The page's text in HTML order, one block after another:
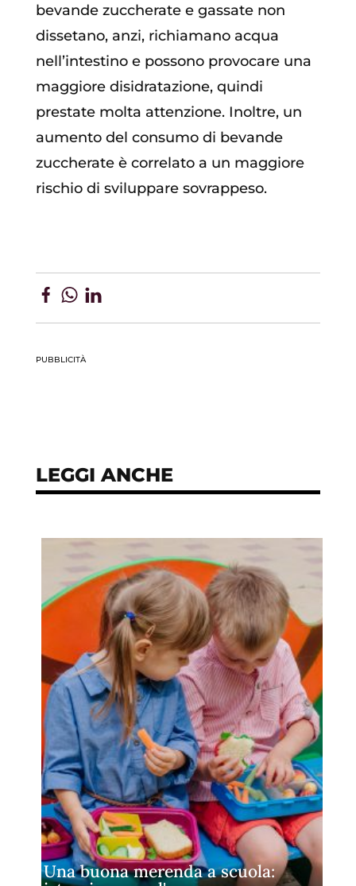
bevande zuccherate e gassate non
dissetano, anzi, richiamano acqua
nell’intestino e possono provocare una
maggiore disidratazione, quindi
prestate molta attenzione. Inoltre, un
aumento del consumo di bevande
zuccherate è correlato a un maggiore
rischio di sviluppare sovrappeso.
PUBBLICITÀ
LEGGI ANCHE
Una buona merenda a scuola: